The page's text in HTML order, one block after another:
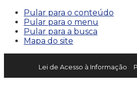
Pular para o conteúdo
Pular para o menu
Pular para a busca
Mapa do site
Lei de Acesso à Informação